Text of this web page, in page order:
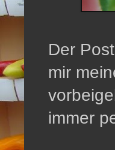
Der
mir
immer